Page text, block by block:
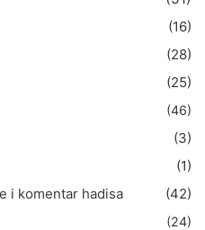
(16)
(28)
(25)
(46)
(3)
(1)
i komentar hadisa
(42)
(24)